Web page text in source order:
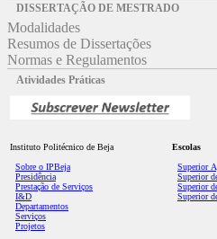
DISSERTAÇÃO DE MESTRADO
Modalidades
Resumos de Dissertações
Normas e Regulamentos
Atividades Práticas
Instituto Politécnico de Beja
Sobre o IPBeja
Presidência
Prestação de Serviços
I&D
Departamentos
Serviços
Projetos
Escolas
Superior
Superior
Superior
Superior